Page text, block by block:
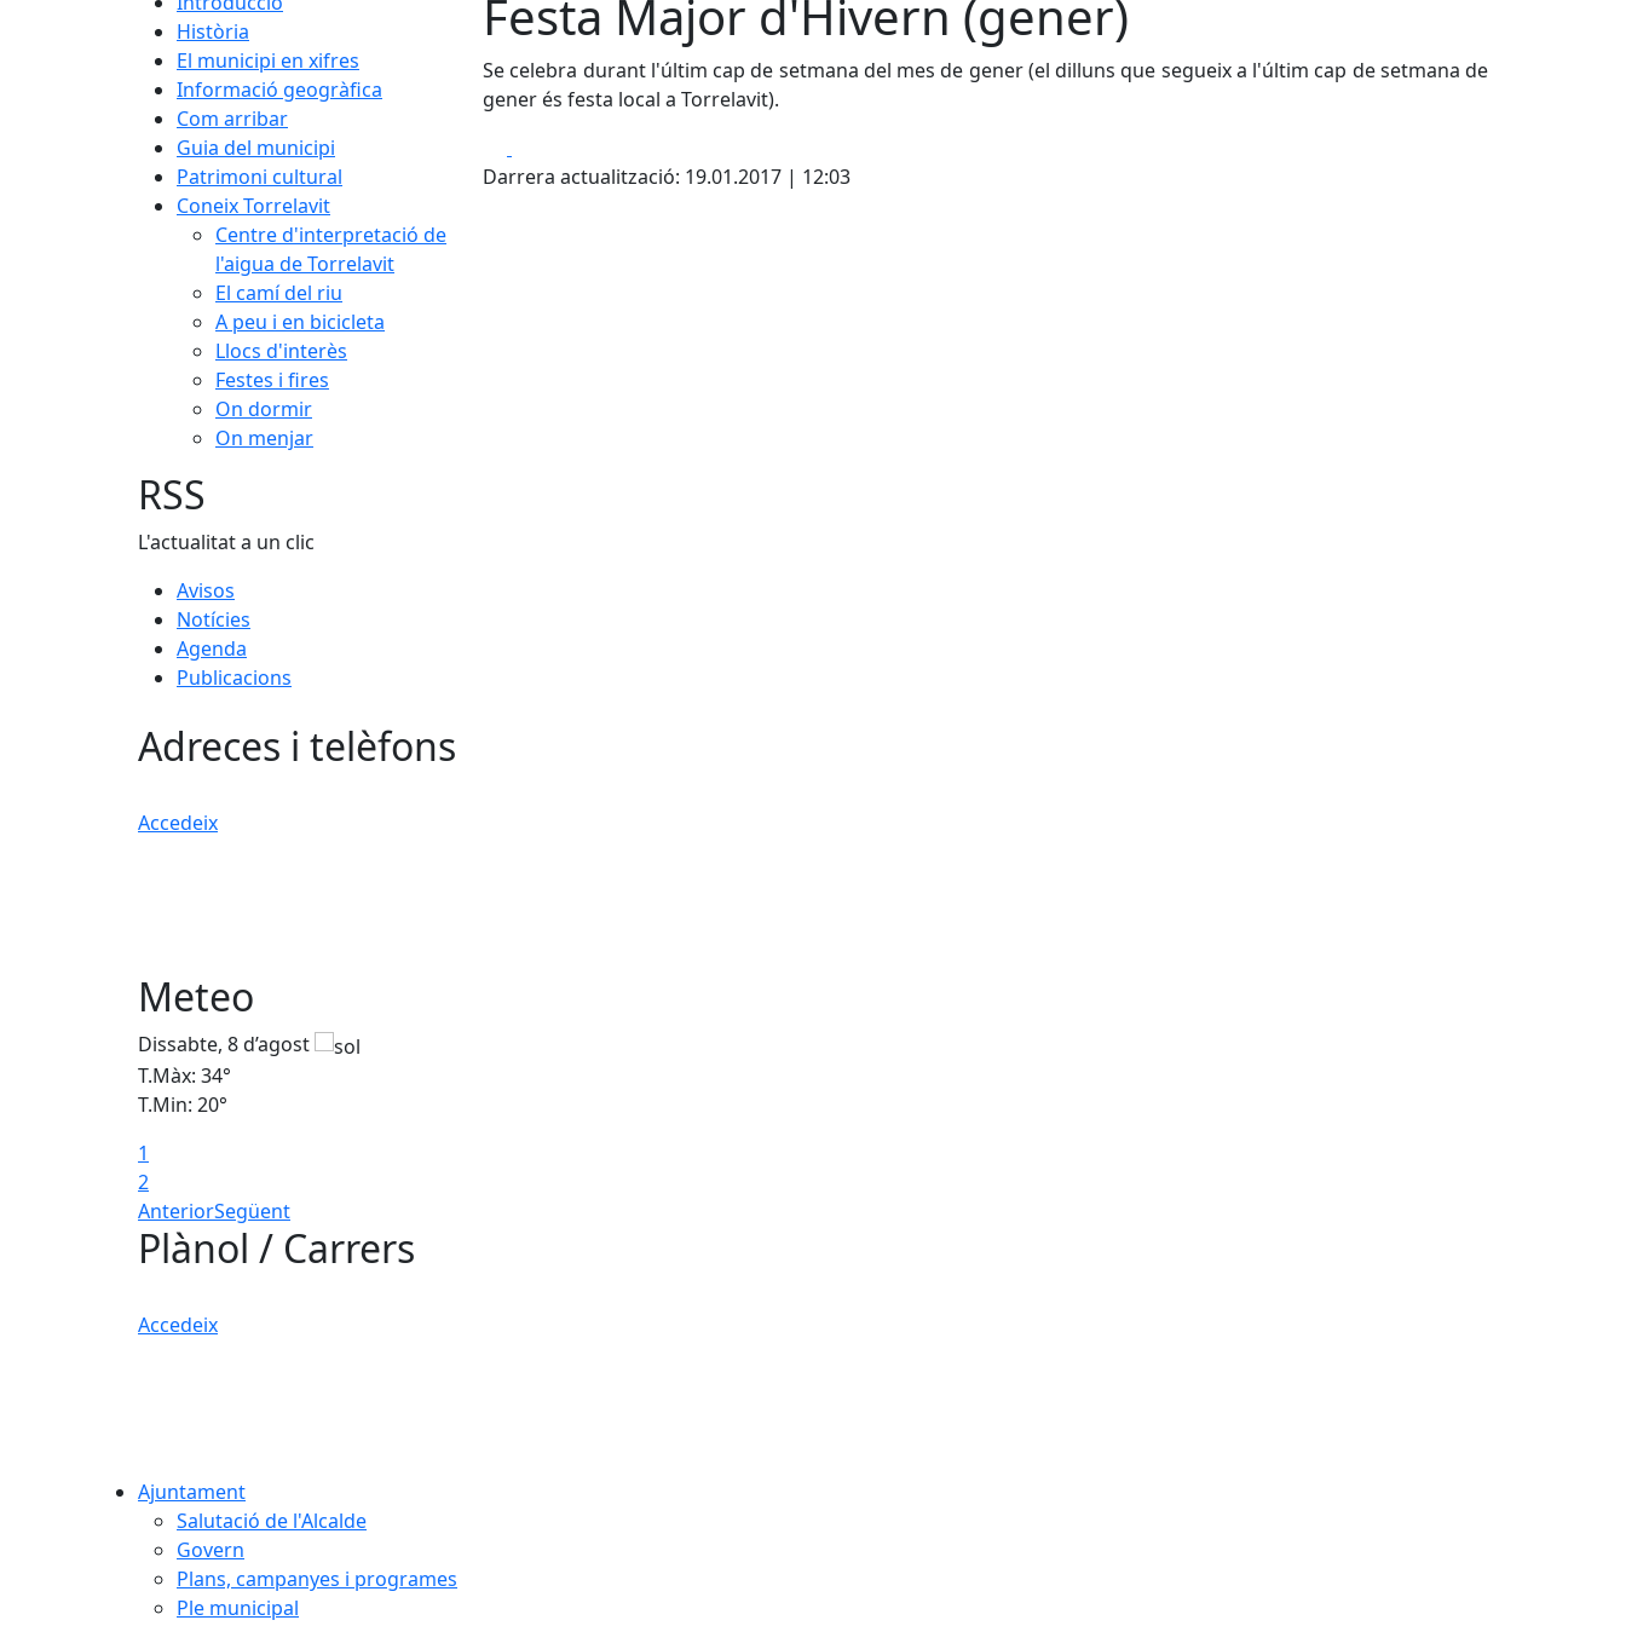
Història
El municipi en xifres
Informació geogràfica
Com arribar
Guia del municipi
Patrimoni cultural
Coneix Torrelavit
Centre d'interpretació de
l'aigua de Torrelavit
El camí del riu
A peu i en bicicleta
Llocs d'interès
Festes i fires
On dormir
On menjar
Festa Major d'Hivern (gener)
Se celebra durant l'últim cap de setmana del mes de gener (el dilluns que segueix a l'últim cap de setmana de
gener és festa local a Torrelavit).
Darrera actualització: 19.01.2017 | 12:03
RSS
L'actualitat a un clic
Avisos
Notícies
Agenda
Publicacions
Adreces i telèfons
Accedeix
Meteo
Dissabte, 8 d’agost
T.Màx: 34°
T.Min: 20°
1
2
AnteriorSegüent
Plànol / Carrers
Accedeix
Ajuntament
Salutació de l'Alcalde
Govern
Plans, campanyes i programes
Ple municipal